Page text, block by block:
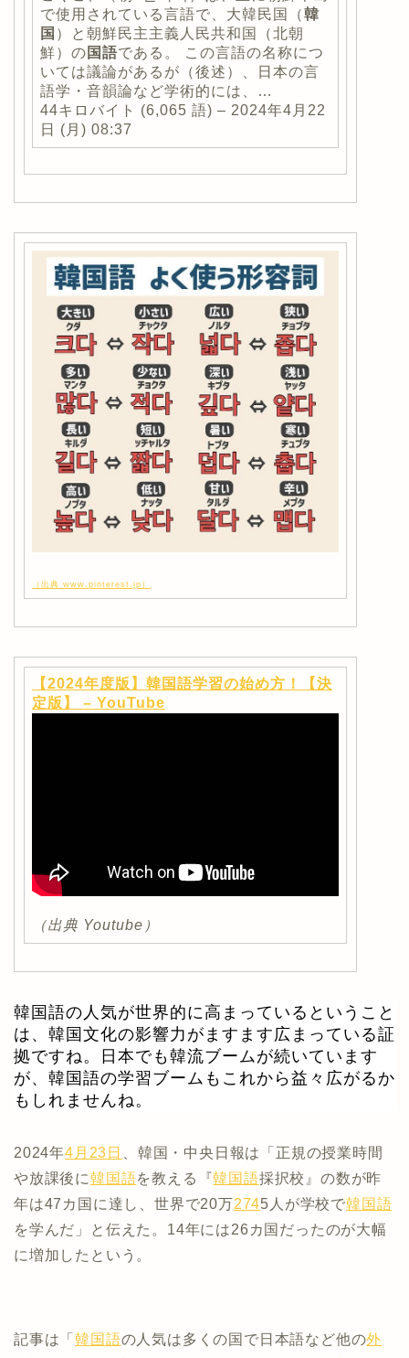
で使用されている言語で、大韓民国（韓
国 ）と朝鮮民主主義人民共和国（北朝
鮮）の 国語である。 この言語の名称につ
いては議論があるが（後述）、日本の言
語学・音韻論など学術的には、…
44キロバイト (6,065 語) – 2024年4月22
日 (月) 08:37
（出典 www.pinterest.jp）
【2024年度版】韓国語学習の始め方！【決
定版】 – YouTube
（出典 Youtube）
韓国語の人気が世界的に高まっているということ
は、韓国文化の影響力がますます広まっている証
拠ですね。日本でも韓流ブームが続いています
が、韓国語の学習ブームもこれから益々広がるか
もしれませんね。
2024年4月23日
、韓国・中央日報は「正規の授業時間
や放課後に韓国語を教える『韓国語採択校』の数が昨
年は47カ国に達し、世界で20万2745人が学校で韓国語
を学んだ」と伝えた。14年には26カ国だったのが大幅
に増加したという。
記事は「韓国語の人気は多くの国で日本語など他の外